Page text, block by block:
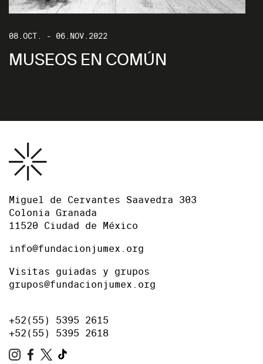
08.OCT. - 06.NOV.2022
MUSEOS EN COMÚN
Miguel de Cervantes Saavedra 303
Colonia Granada
11520 Ciudad de México
info@fundacionjumex.org
Visitas guiadas y grupos
grupos@fundacionjumex.org
+52(55) 5395 2615
+52(55) 5395 2618